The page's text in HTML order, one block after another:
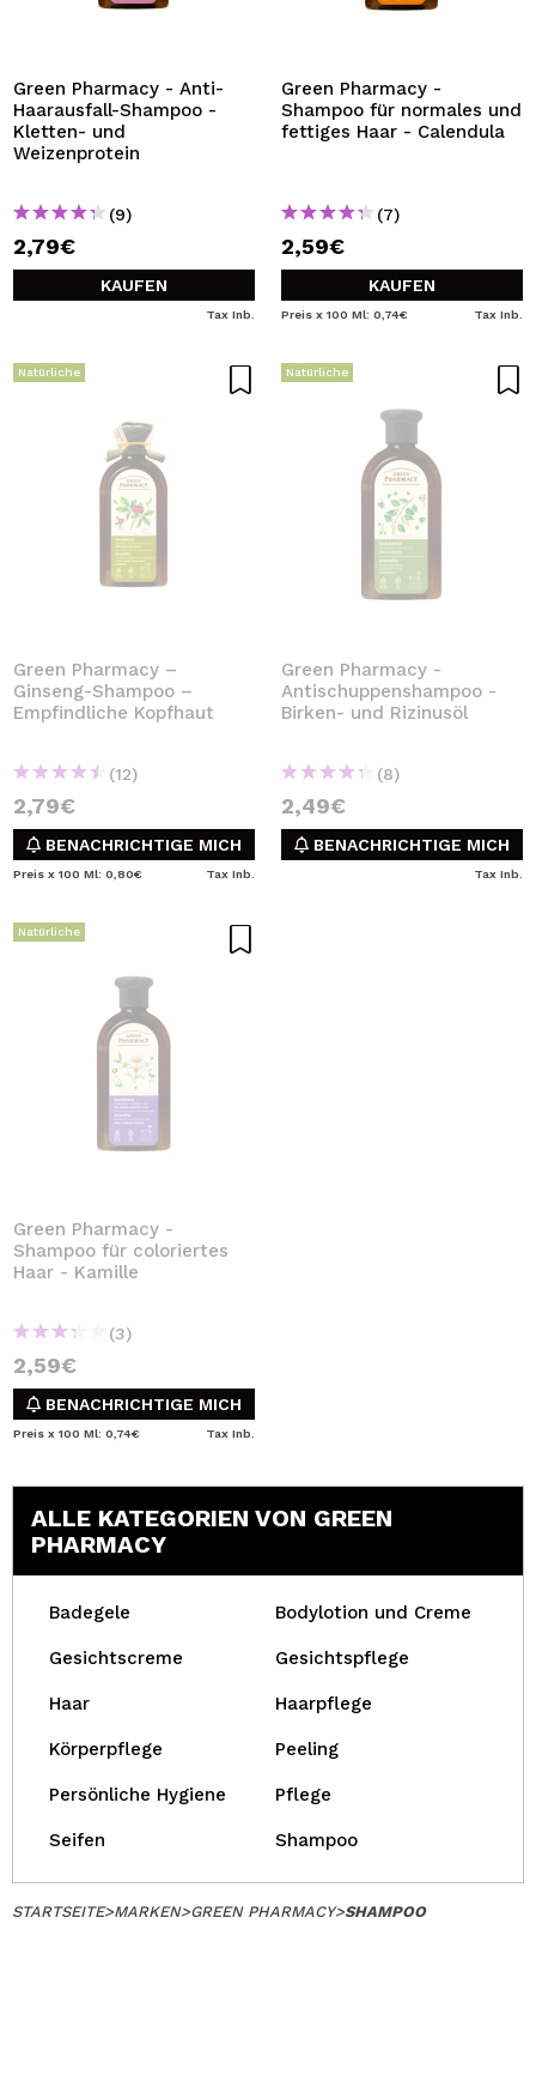
Durch die Erstellung eines Kontos bei Maquillalia.de
können Sie Ihre Einkäufe schnell tätigen, den Status Ihrer
Bestellungen überprüfen und Ihre bisherigen Vorgänge
einsehen.
BENUTZERKONTO ERSTELLEN
Green Pharmacy - Anti-
Haarausfall-Shampoo -
Kletten- und
Weizenprotein
(9)
2,79€
KAUFEN
Tax Inb.
Green Pharmacy -
Shampoo für normales und
fettiges Haar - Calendula
(7)
2,59€
KAUFEN
Preis x 100 Ml: 0,74€ Tax Inb.
Natürliche
Green Pharmacy –
Ginseng-Shampoo –
Empfindliche Kopfhaut
(12)
2,79€
BENACHRICHTIGE MICH
Preis x 100 Ml: 0,80€ Tax Inb.
Natürliche
Green Pharmacy -
Antischuppenshampoo -
Birken- und Rizinusöl
(8)
2,49€
BENACHRICHTIGE MICH
Tax Inb.
Natürliche
Green Pharmacy -
Shampoo für coloriertes
Haar - Kamille
(3)
2,59€
BENACHRICHTIGE MICH
Preis x 100 Ml: 0,74€ Tax Inb.
ALLE KATEGORIEN VON GREEN
PHARMACY
Badegele Bodylotion und Creme
Gesichtscreme Gesichtspflege
Haar Haarpflege
Körperpflege Peeling
Persönliche Hygiene Pflege
Seifen Shampoo
STARTSEITE>MARKEN>GREEN PHARMACY>SHAMPOO